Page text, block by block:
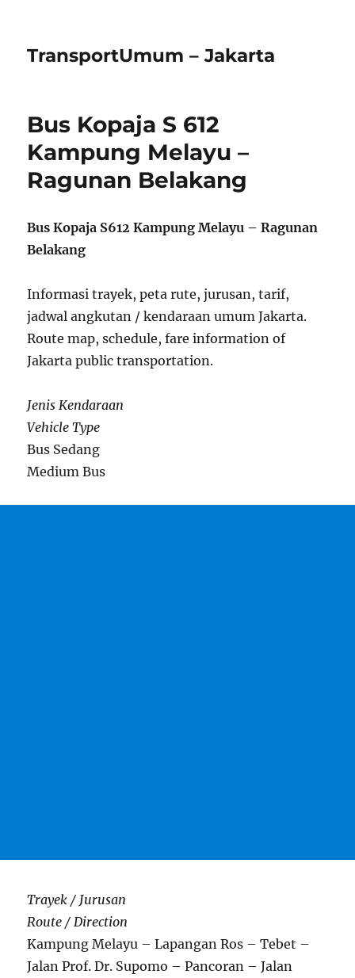
TransportUmum – Jakarta
Bus Kopaja S 612
Kampung Melayu –
Ragunan Belakang
Bus Kopaja S612 Kampung Melayu – Ragunan
Belakang
Informasi trayek, peta rute, jurusan, tarif,
jadwal angkutan / kendaraan umum Jakarta.
Route map, schedule, fare information of
Jakarta public transportation.
Jenis Kendaraan
Vehicle Type
Bus Sedang
Medium Bus
Trayek / Jurusan
Route / Direction
Kampung Melayu – Lapangan Ros – Tebet –
Jalan Prof. Dr. Supomo – Pancoran – Jalan